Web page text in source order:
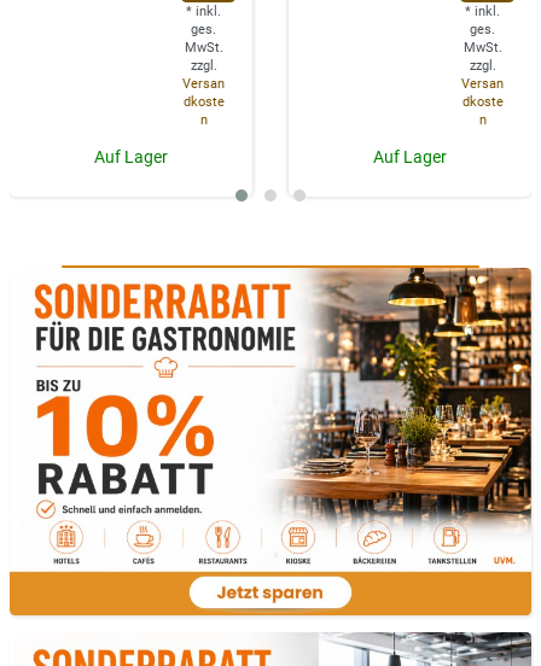
* inkl.
ges.
MwSt.
zzgl.
Versan
dkoste
n
Auf Lager
* inkl.
ges.
MwSt.
zzgl.
Versan
dkoste
n
Auf Lager